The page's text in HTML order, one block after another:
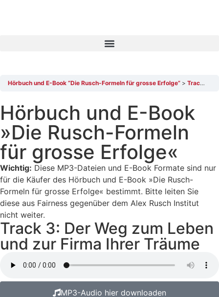
Hörbuch und E-Book “Die Rusch-Formeln für grosse Erfolge” Track 3: Der Weg zum Leben und zur Firma Ihrer Träume
Hörbuch und E-Book
»Die Rusch-Formeln
für grosse Erfolge«
Wichtig: Diese MP3-Dateien und E-Book Formate sind nur
für die Käufer des Hörbuch und E-Book »Die Rusch-
Formeln für grosse Erfolge« bestimmt. Bitte leiten Sie
diese aus Fairness gegenüber dem Alex Rusch Institut
nicht weiter.
Track 3: Der Weg zum Leben
und zur Firma Ihrer Träume
MP3-Audio hier downloaden